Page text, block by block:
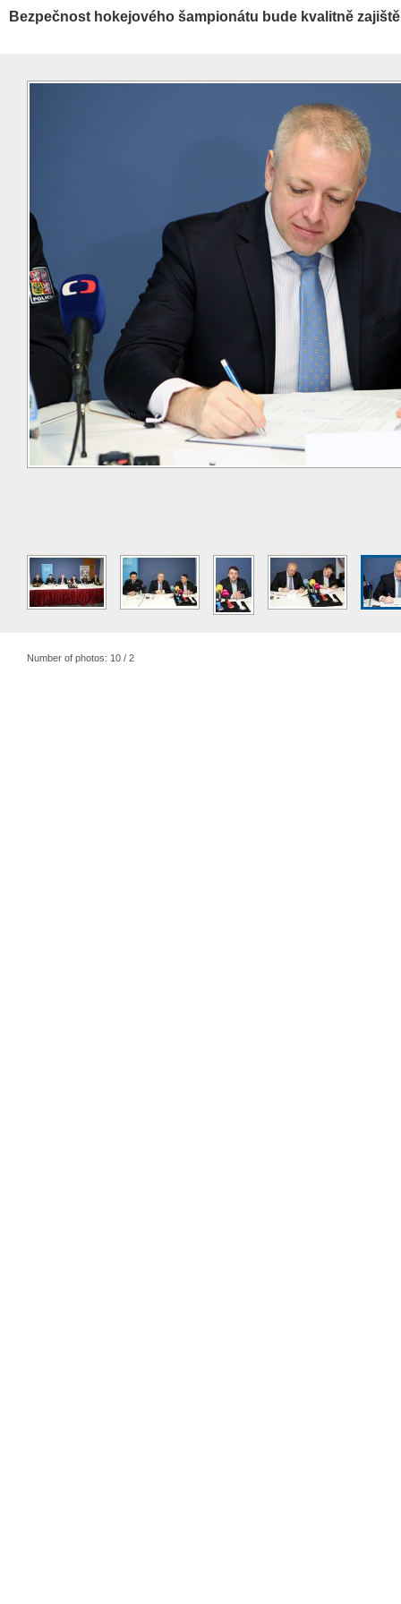
Bezpečnost hokejového šampionátu bude kvalitně
Number of photos: 10 / 2